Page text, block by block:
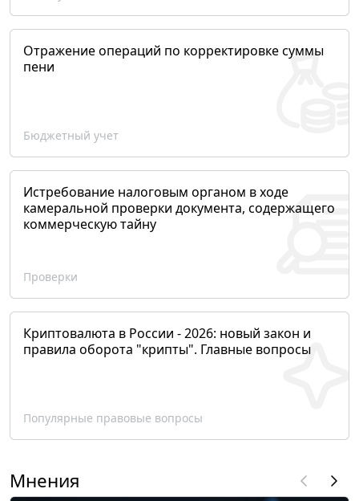
Отражение операций по корректировке суммы
пени
Бюджетный учет
Истребование налоговым органом в ходе
камеральной проверки документа, содержащего
коммерческую тайну
Проверки
Криптовалюта в России - 2026: новый закон и
правила оборота "крипты". Главные вопросы
Популярные правовые вопросы
Мнения